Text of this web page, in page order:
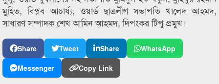
মুহিত, বিপ্লব আচার্য্য, ওয়ার্ড ছাত্রলীগ সভাপতি খালেদ আহমদ,
সাধারণ সম্পাদক শেখ আমিন আহমদ, দিপংকর টিপু প্রমুখ।
Share Tweet Share
WhatsApp
Messenger
Copy Link